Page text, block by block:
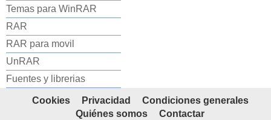
Temas para WinRAR
RAR
RAR para movil
UnRAR
Fuentes y librerias
Cookies Privacidad
Condiciones generales
Quiénes somos
Contactar